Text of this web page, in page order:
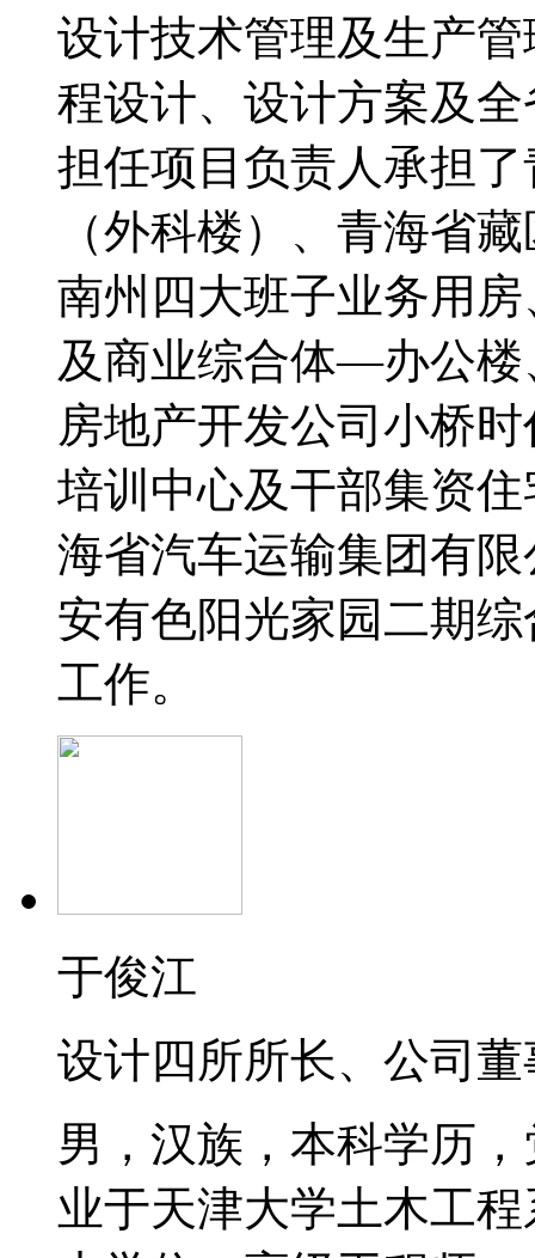
设计技术管理及生产
程设计、设计方案及
担任项目负责人承担
（外科楼）、青海省
南州四大班子业务用
及商业综合体—办公楼
房地产开发公司小桥
培训中心及干部集资
海省汽车运输集团有
安有色阳光家园二期
工作。
于俊江
设计四所所长、公司
男，汉族，本科学历
业于天津大学土木工